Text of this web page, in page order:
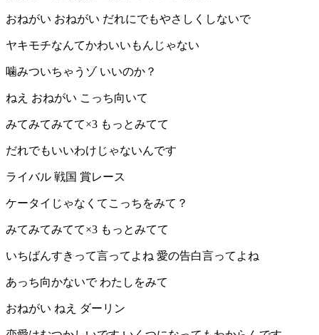
おねがい おねがい だれにでもやさしくしないで
ヤキモチなんてかわいいもんじゃない
噛みついちゃうゾ いいのか？
ねえ おねがい こっち向いて
みてみてみてて×3 もっとみてて
だれでもいいわけじゃないんです
ライバル 戦国 賞レース
ケータイじゃなくてこっちをみて？
みてみてみてて×3 もっとみてて
いちばんすきって言ってよね 愛の告白言ってよね
あっち向かないで わたしをみて
おねがい ねえ ダーリン